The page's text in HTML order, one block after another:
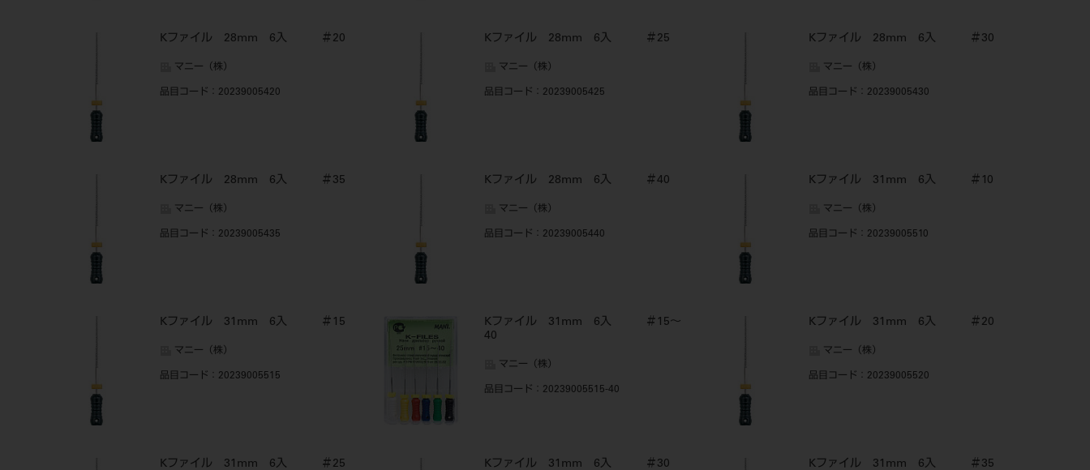
Kファイル 28mm 6入 ＃20
マニー（株）
品目コード ：20239005420
Kファイル 28mm 6入 ＃25
マニー（株）
品目コード ：20239005425
Kファイル 28mm 6入 ＃30
マニー（株）
品目コード ：20239005430
Kファイル 28mm 6入 ＃35
マニー（株）
品目コード ：20239005435
Kファイル 28mm 6入 ＃40
マニー（株）
品目コード ：20239005440
Kファイル 31mm 6入 ＃10
マニー（株）
品目コード ：20239005510
Kファイル 31mm 6入 ＃15
マニー（株）
品目コード ：20239005515
Kファイル 31mm 6入 ＃15～
40
マニー（株）
品目コード ：20239005515-40
Kファイル 31mm 6入 ＃20
マニー（株）
品目コード ：20239005520
Kファイル 31mm 6入 ＃25 Kファイル 31mm 6入 ＃30 Kファイル 31mm 6入 ＃35